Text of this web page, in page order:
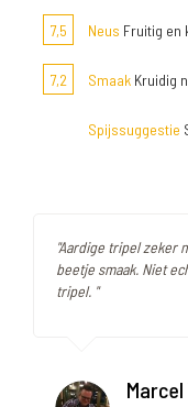
7,5 Neus Fruitig en
7,2 Smaak Kruidig
Spijssuggestie
"Aardige tripel zeker
beetje smaak. Niet
tripel. "
Marcel